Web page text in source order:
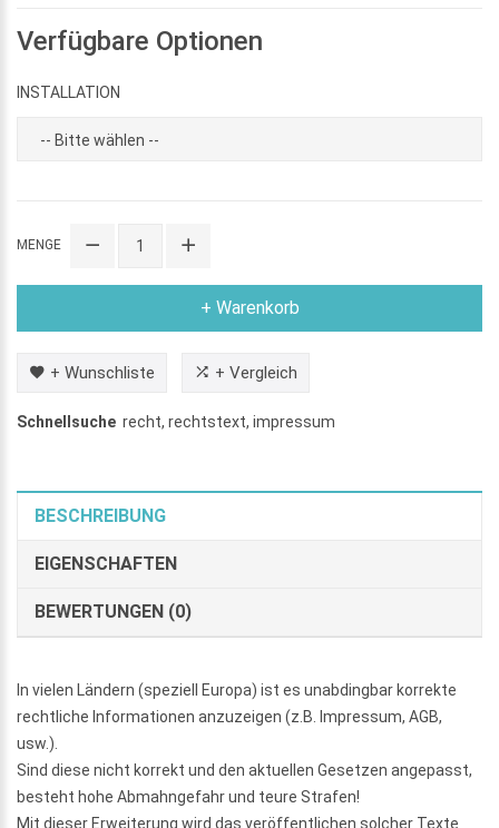
Verfügbare Optionen
INSTALLATION
MENGE
+ Warenkorb
+ Wunschliste + Vergleich
Schnellsuche recht, rechtstext, impressum
BESCHREIBUNG
EIGENSCHAFTEN
BEWERTUNGEN (0)
In vielen Ländern (speziell Europa) ist es unabdingbar korrekte
rechtliche Informationen anzuzeigen (z.B. Impressum, AGB,
usw.).
Sind diese nicht korrekt und den aktuellen Gesetzen angepasst,
besteht hohe Abmahngefahr und teure Strafen!
Mit dieser Erweiterung wird das veröffentlichen solcher Texte